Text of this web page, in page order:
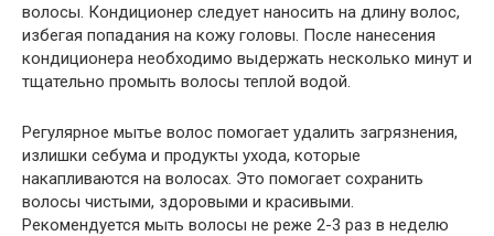
волосы. Кондиционер следует наносить на длину волос,
избегая попадания на кожу головы. После нанесения
кондиционера необходимо выдержать несколько минут и
тщательно промыть волосы теплой водой.
Регулярное мытье волос помогает удалить загрязнения,
излишки себума и продукты ухода, которые
накапливаются на волосах. Это помогает сохранить
волосы чистыми, здоровыми и красивыми.
Рекомендуется мыть волосы не реже 2-3 раз в неделю